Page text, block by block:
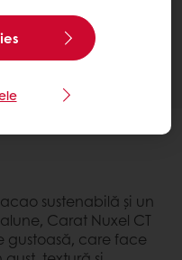
Suntem bucuroși
sustenabilă și un
Carat Nuxel CT
gustoasă, care face